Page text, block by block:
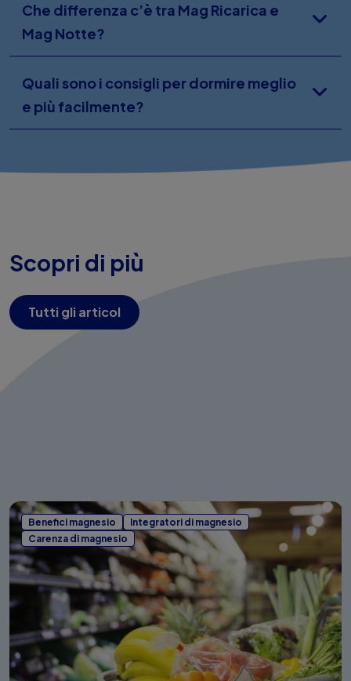
Che differenza c’è tra Mag Ricarica e
Mag Notte?
Quali sono i consigli per dormire meglio
e più facilmente?
Scopri di più
Tutti gli articol
Benefici magnesio
Integratori di magnesio
Carenza di magnesio